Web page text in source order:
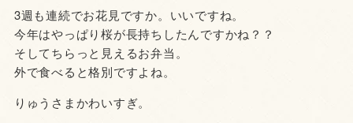
3週も連続でお花見ですか。いいですね。
今年はやっぱり桜が長持ちしたんですかね？？
そしてちらっと見えるお弁当。
外で食べると格別ですよね。
りゅうさまかわいすぎ。